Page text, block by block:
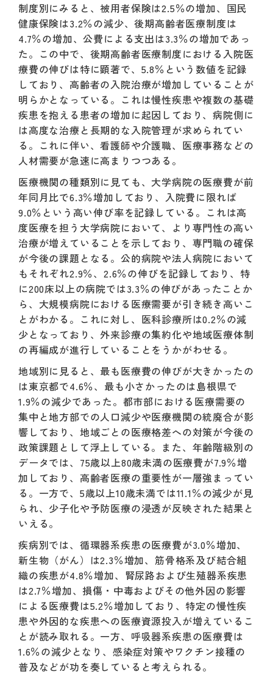
制度別にみると、被用者保険は2.5％の増加、国民
健康保険は3.2％の減少、後期高齢者医療制度は
4.7％の増加、公費による支出は3.3％の増加であっ
た。この中で、後期高齢者医療制度における入院医
療費の伸びは特に顕著で、5.8％という数値を記録
しており、高齢者の入院治療が増加していることが
明らかとなっている。これは慢性疾患や複数の基礎
疾患を抱える患者の増加に起因しており、病院側に
は高度な治療と長期的な入院管理が求められてい
る。これに伴い、看護師や介護職、医療事務などの
人材需要が急速に高まりつつある。
医療機関の種類別に見ても、大学病院の医療費が前
年同月比で6.3％増加しており、入院費に限れば
9.0％という高い伸び率を記録している。これは高
度医療を担う大学病院において、より専門性の高い
治療が増えていることを示しており、専門職の確保
が今後の課題となる。公的病院や法人病院において
もそれぞれ2.9％、2.6％の伸びを記録しており、特
に200床以上の病院では3.3％の伸びがあったことか
ら、大規模病院における医療需要が引き続き高いこ
とがわかる。これに対し、医科診療所は0.2％の減
少となっており、外来診療の集約化や地域医療体制
の再編成が進行していることをうかがわせる。
地域別に見ると、最も医療費の伸びが大きかったの
は東京都で4.6％、最も小さかったのは島根県で
1.9％の減少であった。都市部における医療需要の
集中と地方部での人口減少や医療機関の統廃合が影
響しており、地域ごとの医療格差への対策が今後の
政策課題として浮上している。また、年齢階級別の
データでは、75歳以上80歳未満の医療費が7.9％増
加しており、高齢者医療の重要性が一層強まってい
る。一方で、5歳以上10歳未満では11.1％の減少が見
られ、少子化や予防医療の浸透が反映された結果と
いえる。
疾病別では、循環器系疾患の医療費が3.0％増加、
新生物（がん）は2.3％増加、筋骨格系及び結合組
織の疾患が4.8％増加、腎尿路および生殖器系疾患
は2.7％増加、損傷・中毒およびその他外因の影響
による医療費は5.2％増加しており、特定の慢性疾
患や外因的な疾患への医療資源投入が増えているこ
とが読み取れる。一方、呼吸器系疾患の医療費は
1.6％の減少となり、感染症対策やワクチン接種の
普及などが功を奏していると考えられる。